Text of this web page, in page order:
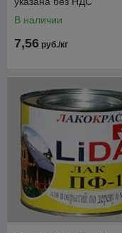
В наличии
7,56 руб./кг